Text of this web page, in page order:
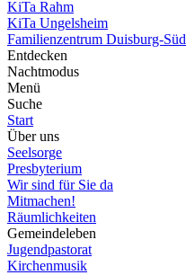
KiTa Rahm
KiTa Ungelsheim
Familienzentrum Duisburg-Süd
Entdecken
Nachtmodus
Menü
Suche
Start
Über uns
Seelsorge
Presbyterium
Wir sind für Sie da
Mitmachen!
Räumlichkeiten
Gemeindeleben
Jugendpastorat
Kirchenmusik